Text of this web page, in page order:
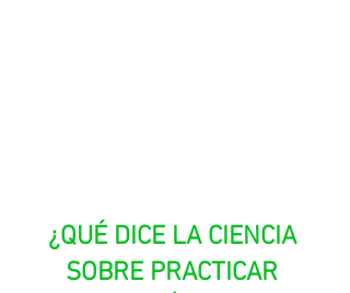
¿QUÉ DICE LA CIENCIA
SOBRE PRACTICAR